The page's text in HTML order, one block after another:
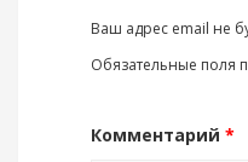
Ваш адрес email не
Обязательные поля
Комментарий *